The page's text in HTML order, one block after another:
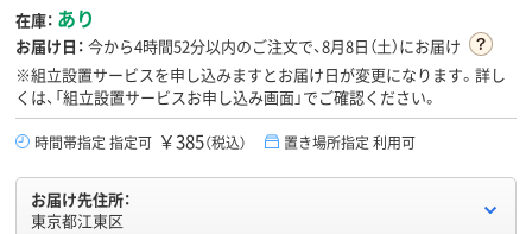
在庫： あり
お届け日： 今から4時間52分以内のご注文で、8月8日（土）にお届け
※組立設置サービスを申し込みますとお届け日が変更になります。詳し
くは、「組立設置サービスお申し込み画面」でご確認ください。
時間帯指定 指定可 ￥385（税込） 置き場所指定 利用可
お届け先住所：
東京都江東区